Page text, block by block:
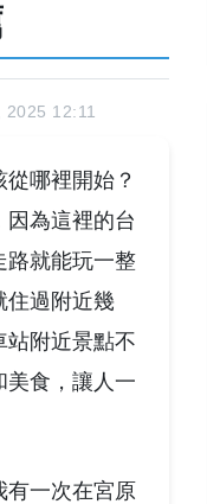
2025 12:11
哪裡開始？
為這裡的台
路就能玩一整
住過附近幾
站附近景點不
美食，讓人一
有一次在宮原